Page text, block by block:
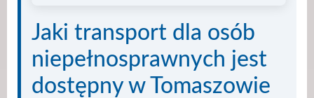
Jaki transport dla osób
niepełnosprawnych jest
dostępny w Tomaszowie